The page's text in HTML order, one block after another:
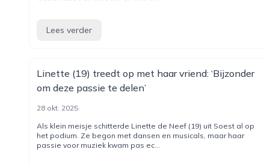
Lees verder
Linette (19) treedt op met haar vriend: ‘Bijzonder
om deze passie te delen’
28 okt. 2025
Als klein meisje schitterde Linette de Neef (19) uit Soest al op
het podium. Ze begon met dansen en musicals, maar haar
passie voor muziek kwam pas ec...